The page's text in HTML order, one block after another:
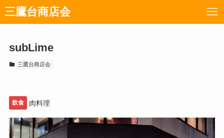
三鷹台商店会
subLime
三鷹台商店会
飲食 肉料理